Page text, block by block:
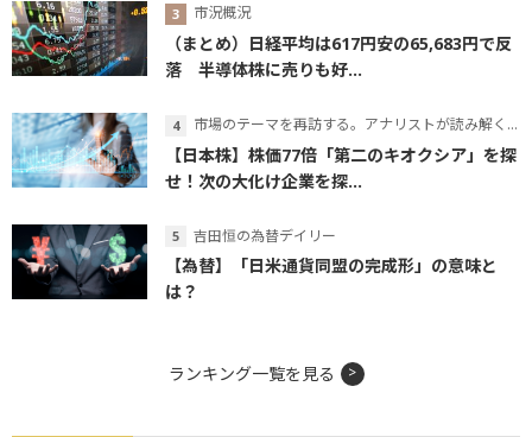
市況概況
（まとめ）日経平均は617円安の65,683円で反
落 半導体株に売りも好...
市場のテーマを再訪する。アナリストが読み解くテーマの本質
【日本株】株価77倍「第二のキオクシア」を探
せ！次の大化け企業を探...
吉田恒の為替デイリー
【為替】「日米通貨同盟の完成形」の意味と
は？
ランキング一覧を見る